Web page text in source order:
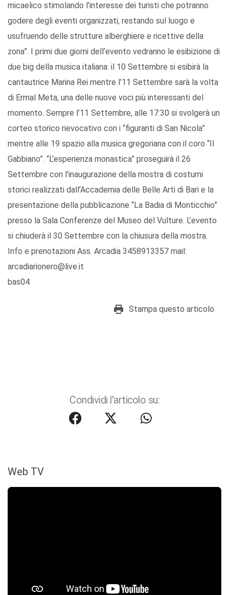
micaelico stimolando l’interesse dei turisti che potranno
godere degli eventi organizzati, restando sul luogo e
usufruendo delle strutture alberghiere e ricettive della
zona”. I primi due giorni dell’evento vedranno le esibizione di
due big della musica italiana: il 10 Settembre si esibirà la
cantautrice Marina Rei mentre l’11 Settembre sarà la volta
di Ermal Meta, una delle nuove voci più interessanti del
momento. Sempre l’11 Settembre, alle 17:30 si svolgerà un
corteo storico rievocativo con i “figuranti di San Nicola”
mentre alle 19 spazio alla musica gregoriana con il coro “Il
Gabbiano”. “L’esperienza monastica” proseguirà il 26
Settembre con l’inaugurazione della mostra di costumi
storici realizzati dall’Accademia delle Belle Arti di Bari e la
presentazione della pubblicazione “La Badia di Monticchio”
presso la Sala Conferenze del Museo del Vulture. L’evento
si chiuderà il 30 Settembre con la chiusura della mostra.
Info e prenotazioni Ass. Arcadia 3458913357 mail:
arcadiarionero@live.it
bas04
Stampa questo articolo
Condividi l'articolo su:
Web TV